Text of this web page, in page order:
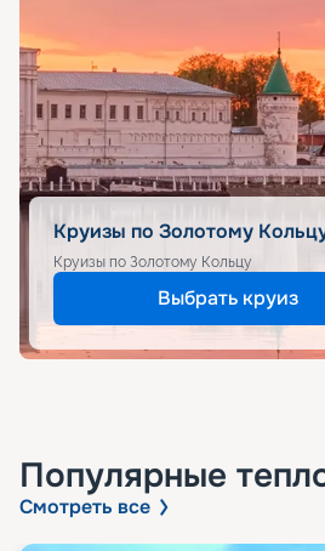
Круизы по Золотому
Круизы по Золотому Кольцу
Выбрать круиз
Популярные
Смотреть все